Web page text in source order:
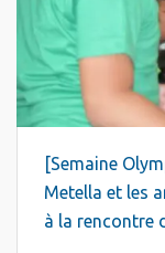
[Semaine
Metella et les
à la rencontre